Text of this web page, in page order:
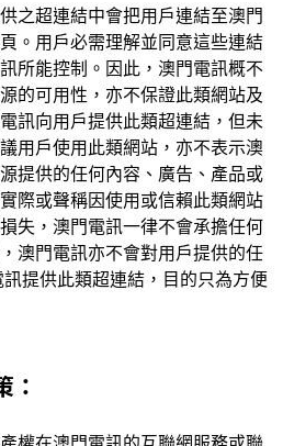
之超連結中會把用戶連結至澳門
。用戶必需理解並同意這些連結
所能控制。因此，澳門電訊概不
的可用性，亦不保證此類網站及
訊向用戶提供此類超連結，但未
用戶使用此類網站，亦不表示澳
提供的任何內容、廣告、產品或
際或聲稱因使用或信賴此類網站
失，澳門電訊一律不會承擔任何
澳門電訊亦不會對用戶提供的任
提供此類超連結，目的只為方便
：